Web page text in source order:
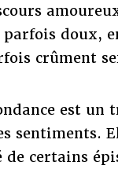
parfois doux,
crûment
est un
sentiments.
de certains